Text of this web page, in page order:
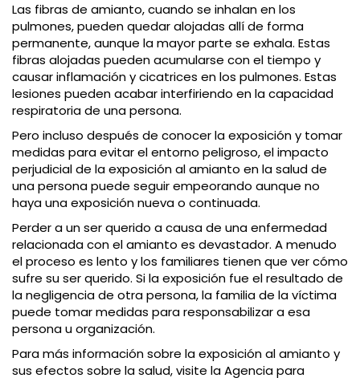
Las fibras de amianto, cuando se inhalan en los
pulmones, pueden quedar alojadas allí de forma
permanente, aunque la mayor parte se exhala. Estas
fibras alojadas pueden acumularse con el tiempo y
causar inflamación y cicatrices en los pulmones. Estas
lesiones pueden acabar interfiriendo en la capacidad
respiratoria de una persona.
Pero incluso después de conocer la exposición y tomar
medidas para evitar el entorno peligroso, el impacto
perjudicial de la exposición al amianto en la salud de
una persona puede seguir empeorando aunque no
haya una exposición nueva o continuada.
Perder a un ser querido a causa de una enfermedad
relacionada con el amianto es devastador. A menudo
el proceso es lento y los familiares tienen que ver cómo
sufre su ser querido. Si la exposición fue el resultado de
la negligencia de otra persona, la familia de la víctima
puede tomar medidas para responsabilizar a esa
persona u organización.
Para más información sobre la exposición al amianto y
sus efectos sobre la salud, visite la Agencia para